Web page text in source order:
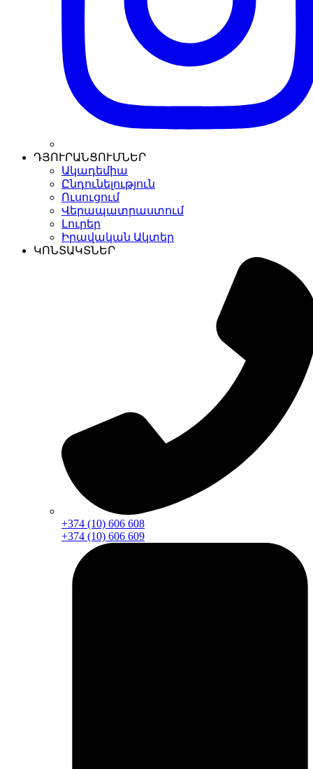
ԴՅՈՒՐԱՆՑՈՒՄՆԵՐ
Ակադեմիա
Ընդունելություն
Ուսուցում
Վերապատրաստում
Լուրեր
Իրավական Ակտեր
ԿՈՆՏԱԿՏՆԵՐ
+374 (10) 606 608
+374 (10) 606 609